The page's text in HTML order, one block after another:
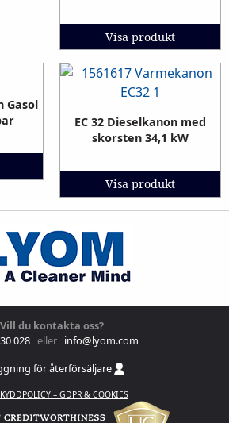
Visa produkt
Gasol
EC 32 Dieselkanon med
skorsten 34,1 kW
Visa produkt
Vill du kontakta oss?
028 eller info@lyom.com
för återförsäljare
– GDPR & COOKIES